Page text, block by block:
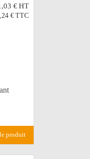
€HT
€ TTC
le produit